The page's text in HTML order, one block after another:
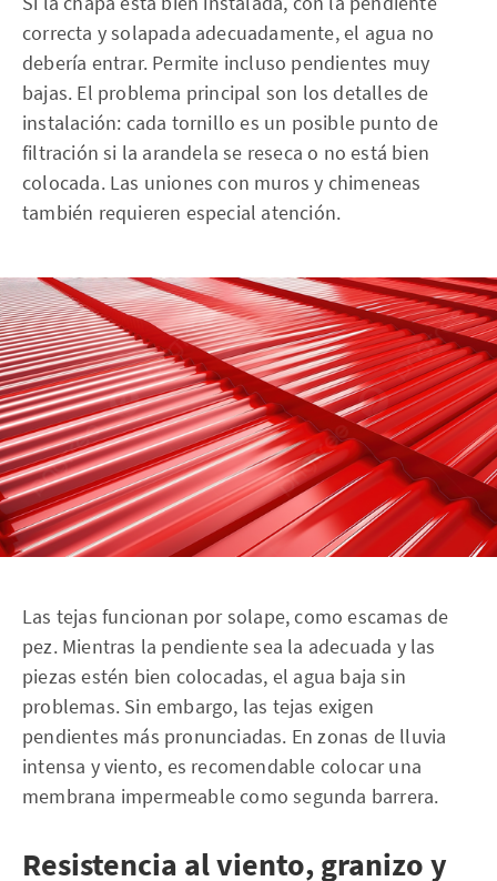
correcta y solapada adecuadamente, el agua no
debería entrar. Permite incluso pendientes muy
bajas. El problema principal son los detalles de
instalación: cada tornillo es un posible punto de
filtración si la arandela se reseca o no está bien
colocada. Las uniones con muros y chimeneas
también requieren especial atención.
Las tejas funcionan por solape, como escamas de
pez. Mientras la pendiente sea la adecuada y las
piezas estén bien colocadas, el agua baja sin
problemas. Sin embargo, las tejas exigen
pendientes más pronunciadas. En zonas de lluvia
intensa y viento, es recomendable colocar una
membrana impermeable como segunda barrera.
Resistencia al viento, granizo y